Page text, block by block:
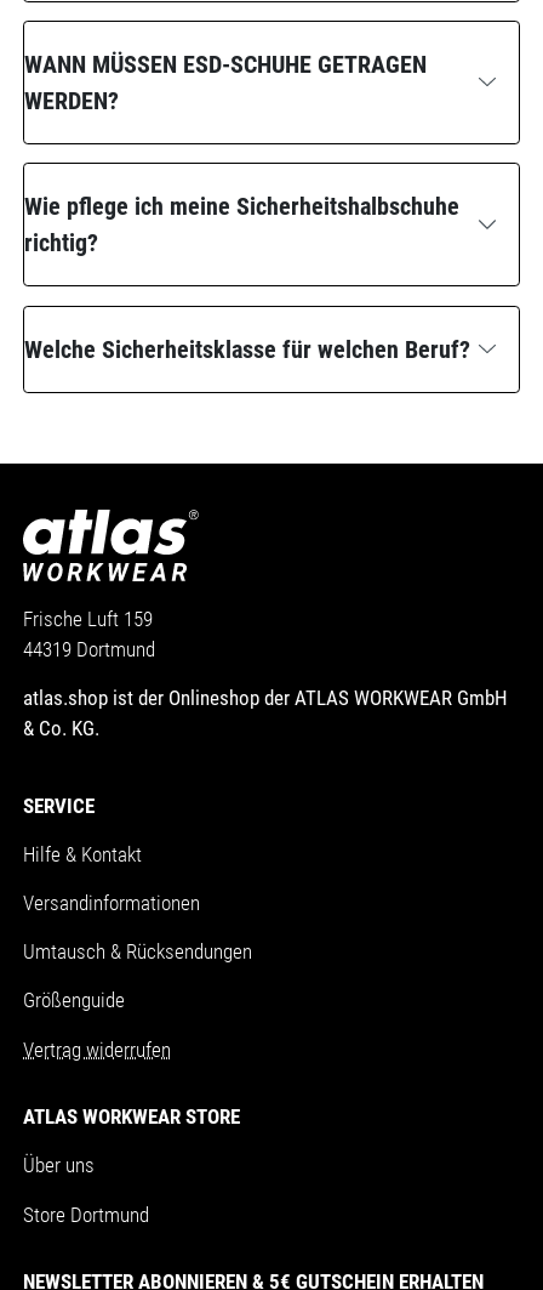
WANN MÜSSEN ESD-SCHUHE GETRAGEN
WERDEN?
Wie pflege ich meine Sicherheitshalbschuhe
richtig?
Welche Sicherheitsklasse für welchen Beruf?
Frische Luft 159
44319 Dortmund
atlas.shop ist der Onlineshop der ATLAS WORKWEAR GmbH
& Co. KG.
SERVICE
Hilfe & Kontakt
Versandinformationen
Umtausch & Rücksendungen
Größenguide
Vertrag widerrufen
ATLAS WORKWEAR STORE
Über uns
Store Dortmund
NEWSLETTER ABONNIEREN & 5€ GUTSCHEIN ERHALTEN